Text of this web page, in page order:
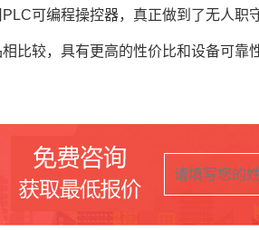
可编程操控器，真正做到了无人
比较，具有更高的性价比和设备可靠